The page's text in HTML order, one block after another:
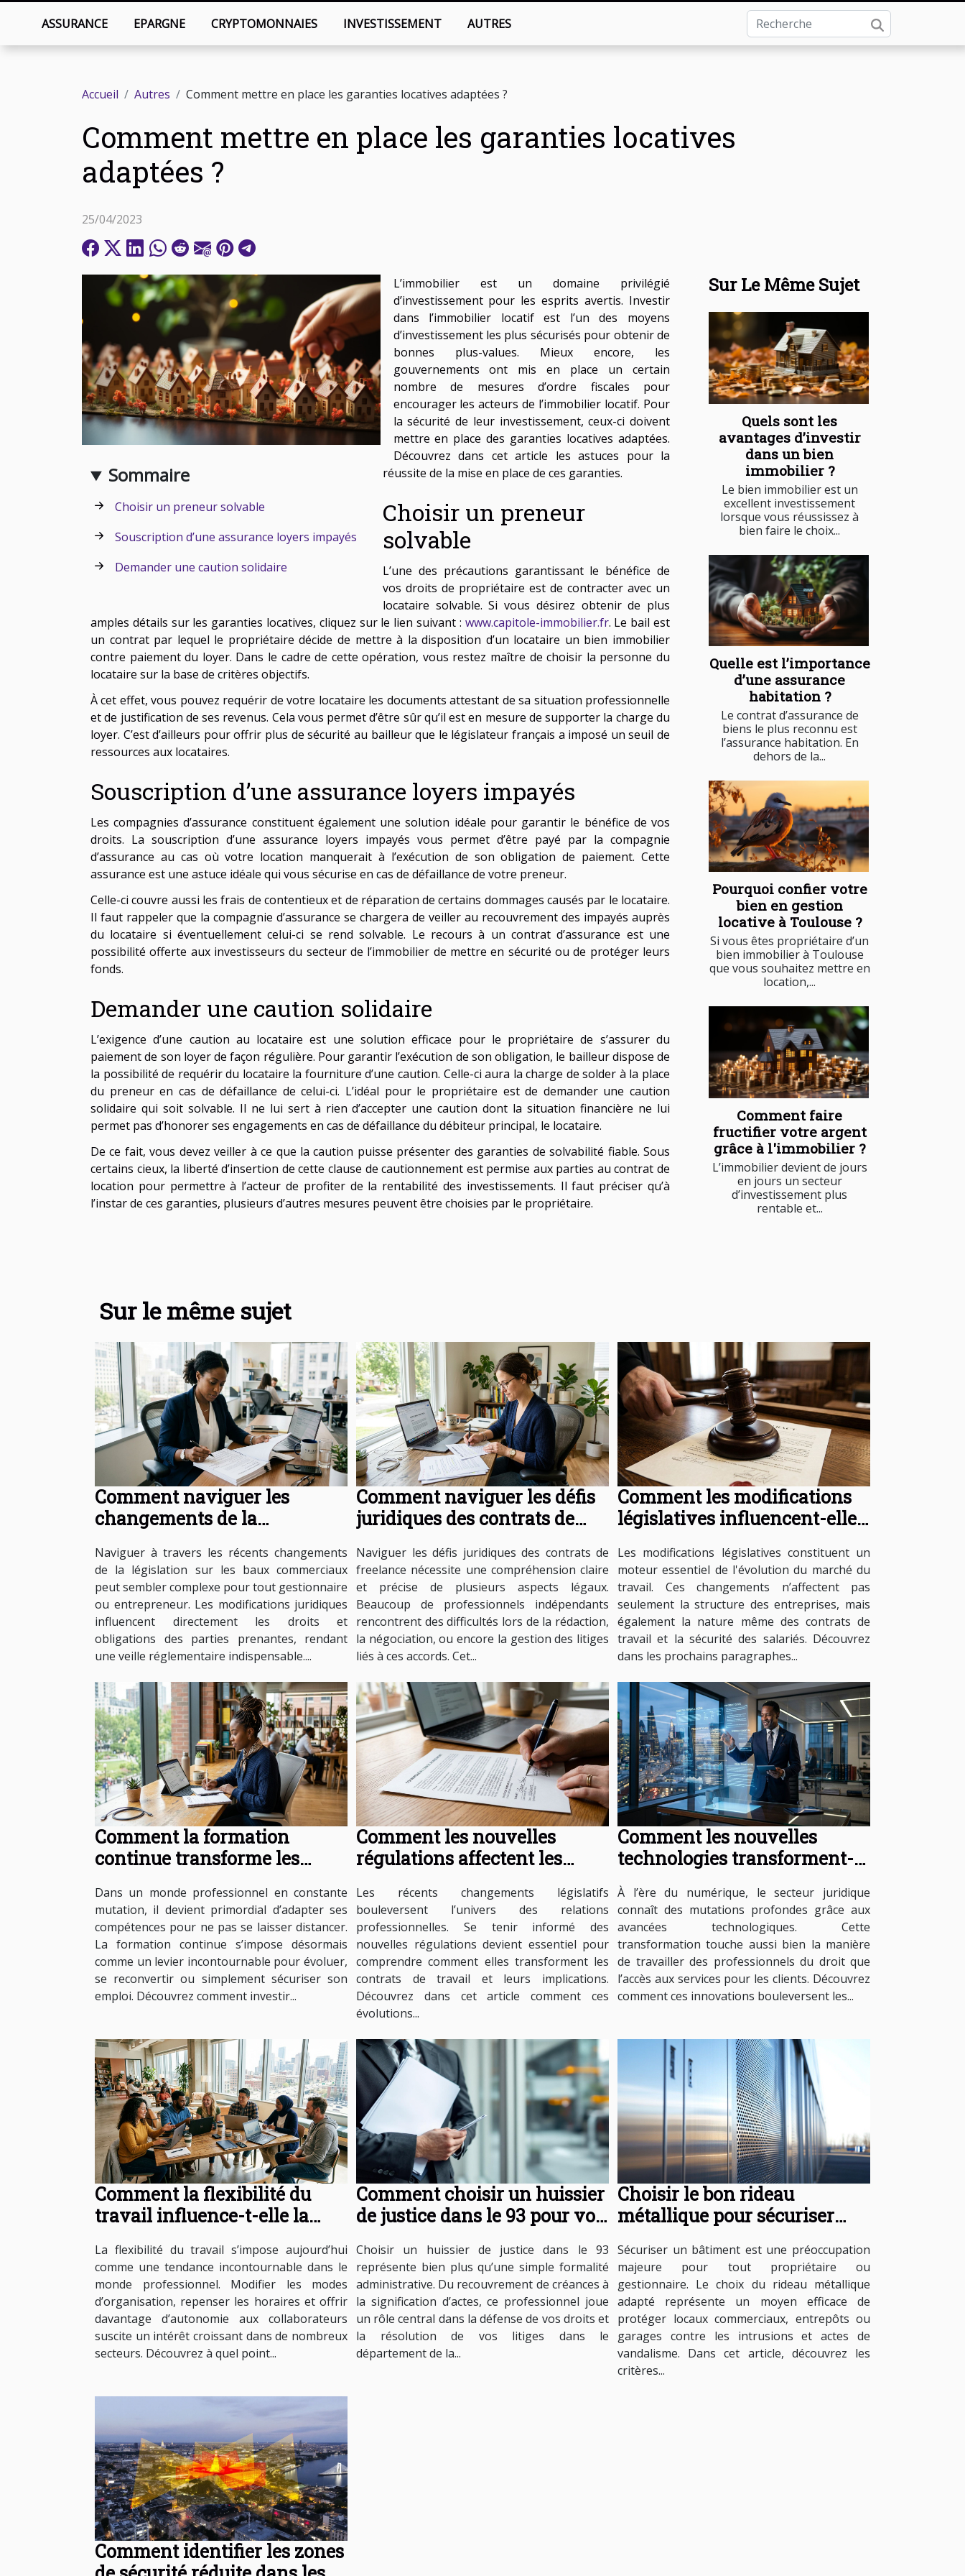
ASSURANCE EPARGNE CRYPTOMONNAIES INVESTISSEMENT AUTRES
Accueil Autres Comment mettre en place les garanties locatives adaptées ?
Comment mettre en place les garanties locatives
adaptées ?
25/04/2023
Sommaire
Choisir un preneur solvable
Souscription d’une assurance loyers impayés
Demander une caution solidaire
L’immobilier est un domaine privilégié
d’investissement pour les esprits avertis. Investir
dans l’immobilier locatif est l’un des moyens
d’investissement les plus sécurisés pour obtenir de
bonnes plus-values. Mieux encore, les
gouvernements ont mis en place un certain
nombre de mesures d’ordre fiscales pour
encourager les acteurs de l’immobilier locatif. Pour
la sécurité de leur investissement, ceux-ci doivent
mettre en place des garanties locatives adaptées.
Découvrez dans cet article les astuces pour la
réussite de la mise en place de ces garanties.
Choisir un preneur
solvable
L’une des précautions garantissant le bénéfice de
vos droits de propriétaire est de contracter avec un
locataire solvable. Si vous désirez obtenir de plus
amples détails sur les garanties locatives, cliquez sur le lien suivant : www.capitole-immobilier.fr. Le bail est
un contrat par lequel le propriétaire décide de mettre à la disposition d’un locataire un bien immobilier
contre paiement du loyer. Dans le cadre de cette opération, vous restez maître de choisir la personne du
locataire sur la base de critères objectifs.
À cet effet, vous pouvez requérir de votre locataire les documents attestant de sa situation professionnelle
et de justification de ses revenus. Cela vous permet d’être sûr qu’il est en mesure de supporter la charge du
loyer. C’est d’ailleurs pour offrir plus de sécurité au bailleur que le législateur français a imposé un seuil de
ressources aux locataires.
Souscription d’une assurance loyers impayés
Les compagnies d’assurance constituent également une solution idéale pour garantir le bénéfice de vos
droits. La souscription d’une assurance loyers impayés vous permet d’être payé par la compagnie
d’assurance au cas où votre location manquerait à l’exécution de son obligation de paiement. Cette
assurance est une astuce idéale qui vous sécurise en cas de défaillance de votre preneur.
Celle-ci couvre aussi les frais de contentieux et de réparation de certains dommages causés par le locataire.
Il faut rappeler que la compagnie d’assurance se chargera de veiller au recouvrement des impayés auprès
du locataire si éventuellement celui-ci se rend solvable. Le recours à un contrat d’assurance est une
possibilité offerte aux investisseurs du secteur de l’immobilier de mettre en sécurité ou de protéger leurs
fonds.
Demander une caution solidaire
L’exigence d’une caution au locataire est une solution efficace pour le propriétaire de s’assurer du
paiement de son loyer de façon régulière. Pour garantir l’exécution de son obligation, le bailleur dispose de
la possibilité de requérir du locataire la fourniture d’une caution. Celle-ci aura la charge de solder à la place
du preneur en cas de défaillance de celui-ci. L’idéal pour le propriétaire est de demander une caution
solidaire qui soit solvable. Il ne lui sert à rien d’accepter une caution dont la situation financière ne lui
permet pas d’honorer ses engagements en cas de défaillance du débiteur principal, le locataire.
De ce fait, vous devez veiller à ce que la caution puisse présenter des garanties de solvabilité fiable. Sous
certains cieux, la liberté d’insertion de cette clause de cautionnement est permise aux parties au contrat de
location pour permettre à l’acteur de profiter de la rentabilité des investissements. Il faut préciser qu’à
l’instar de ces garanties, plusieurs d’autres mesures peuvent être choisies par le propriétaire.
Sur Le Même Sujet
Quels sont les
avantages d’investir
dans un bien
immobilier ?
Le bien immobilier est un
excellent investissement
lorsque vous réussissez à
bien faire le choix...
Quelle est l’importance
d’une assurance
habitation ?
Le contrat d’assurance de
biens le plus reconnu est
l’assurance habitation. En
dehors de la...
Pourquoi confier votre
bien en gestion
locative à Toulouse ?
Si vous êtes propriétaire d’un
bien immobilier à Toulouse
que vous souhaitez mettre en
location,...
Comment faire
fructifier votre argent
grâce à l'immobilier ?
L’immobilier devient de jours
en jours un secteur
d’investissement plus
rentable et...
Sur le même sujet
Comment naviguer les
changements de la
commerciaux ?
Naviguer à travers les récents changements
de la législation sur les baux commerciaux
peut sembler complexe pour tout gestionnaire
ou entrepreneur. Les modifications juridiques
influencent directement les droits et
obligations des parties prenantes, rendant
une veille réglementaire indispensable....
Comment naviguer les défis
juridiques des contrats de
Naviguer les défis juridiques des contrats de
freelance nécessite une compréhension claire
et précise de plusieurs aspects légaux.
Beaucoup de professionnels indépendants
rencontrent des difficultés lors de la rédaction,
la négociation, ou encore la gestion des litiges
liés à ces accords. Cet...
Comment les modifications
législatives influencent-elles
Les modifications législatives constituent un
moteur essentiel de l'évolution du marché du
travail. Ces changements n’affectent pas
seulement la structure des entreprises, mais
également la nature même des contrats de
travail et la sécurité des salariés. Découvrez
dans les prochains paragraphes...
Comment la formation
continue transforme les
Dans un monde professionnel en constante
mutation, il devient primordial d’adapter ses
compétences pour ne pas se laisser distancer.
La formation continue s’impose désormais
comme un levier incontournable pour évoluer,
se reconvertir ou simplement sécuriser son
emploi. Découvrez comment investir...
Comment les nouvelles
régulations affectent les
Les récents changements législatifs
bouleversent l’univers des relations
professionnelles. Se tenir informé des
nouvelles régulations devient essentiel pour
comprendre comment elles transforment les
contrats de travail et leurs implications.
Découvrez dans cet article comment ces
évolutions...
Comment les nouvelles
technologies transforment-
elles les services juridiques ?
À l’ère du numérique, le secteur juridique
connaît des mutations profondes grâce aux
avancées technologiques. Cette
transformation touche aussi bien la manière
de travailler des professionnels du droit que
l’accès aux services pour les clients. Découvrez
comment ces innovations bouleversent les...
Comment la flexibilité du
travail influence-t-elle la
La flexibilité du travail s’impose aujourd’hui
comme une tendance incontournable dans le
monde professionnel. Modifier les modes
d’organisation, repenser les horaires et offrir
davantage d’autonomie aux collaborateurs
suscite un intérêt croissant dans de nombreux
secteurs. Découvrez à quel point...
Comment choisir un huissier
de justice dans le 93 pour vos
Choisir un huissier de justice dans le 93
représente bien plus qu’une simple formalité
administrative. Du recouvrement de créances à
la signification d’actes, ce professionnel joue
un rôle central dans la défense de vos droits et
la résolution de vos litiges dans le
département de la...
Choisir le bon rideau
métallique pour sécuriser
Sécuriser un bâtiment est une préoccupation
majeure pour tout propriétaire ou
gestionnaire. Le choix du rideau métallique
adapté représente un moyen efficace de
protéger locaux commerciaux, entrepôts ou
garages contre les intrusions et actes de
vandalisme. Dans cet article, découvrez les
critères...
Comment identifier les zones